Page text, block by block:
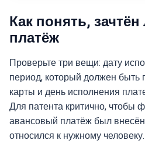
Как понять,
платёж
Проверьте три вещи: дату
период, который должен быть
карты и день исполнения
Для патента критично, чтобы
авансовый платёж был
относился к нужному человеку.